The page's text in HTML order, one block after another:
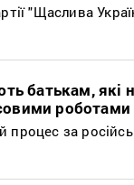
"Щаслива
батькам,
роботами
процес за